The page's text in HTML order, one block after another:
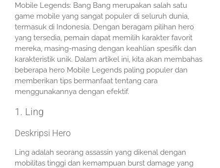
Mobile Legends: Bang Bang merupakan salah satu
game mobile yang sangat populer di seluruh dunia,
termasuk di Indonesia. Dengan beragam pilihan hero
yang tersedia, pemain dapat memilih karakter favorit
mereka, masing-masing dengan keahlian spesifik dan
karakteristik unik. Dalam artikel ini, kita akan membahas
beberapa hero Mobile Legends paling populer dan
memberikan tips bermanfaat tentang cara
menggunakannya dengan efektif.
1. Ling
Deskripsi Hero
Ling adalah seorang assassin yang dikenal dengan
mobilitas tinggi dan kemampuan burst damage yang